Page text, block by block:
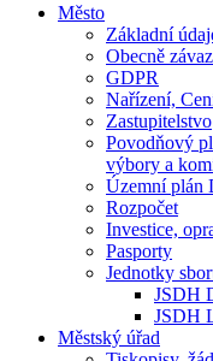
Město
Základní
Obecně
GDPR
Nařízení,
Zastupitelstvo
Povodňový
výbory a
Územní plán
Rozpočet
Investice,
Pasporty
Jednotky
JSDH
JSDH
Městský úřad